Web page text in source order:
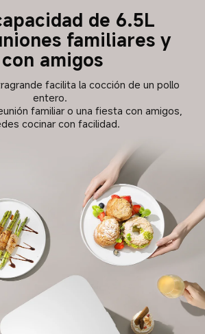
de 6.5L
familiares y
con amigos
facilita la cocción de un pollo
entero.
familiar o una fiesta con amigos,
cocinar con facilidad.